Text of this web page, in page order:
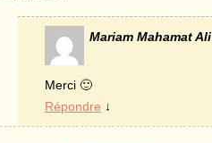
Mariam Mahamat Ali
Merci 🙂
Répondre ↓